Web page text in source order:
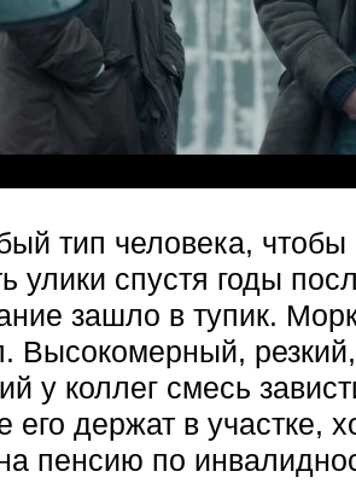
тип человека, чтобы
улики спустя годы
зашло в тупик.
Высокомерный,
у коллег смесь
его держат в участке,
пенсию по